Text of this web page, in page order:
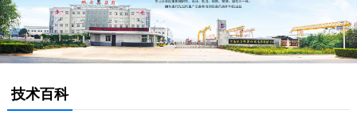
技术百科